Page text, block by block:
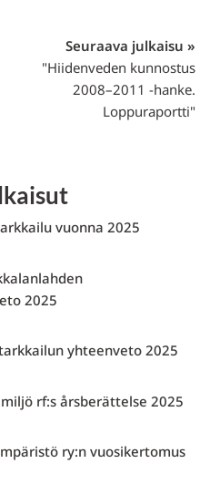
Seuraava julkaisu »
"Hiidenveden kunnostus
2008–2011 -hanke.
Loppuraportti"
vuonna 2025
2025
yhteenveto 2025
rf:s årsberättelse 2025
ry:n vuosikertomus